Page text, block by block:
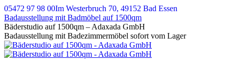
Zum
Inhalt
springen
05472 97 98 00Im Westerbruch 70, 49152 Bad Essen
Badausstellung mit Badmöbel auf 1500qm
E-
Mail
page
opens
Bäderstudio auf 1500qm – Adaxada GmbH
Badausstellung mit Badezimmermöbel sofort vom Lager